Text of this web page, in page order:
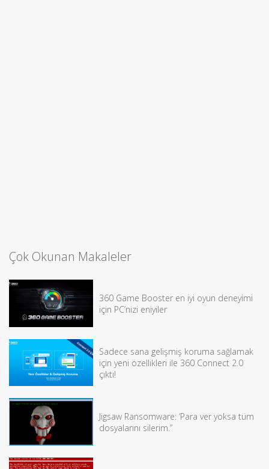
Çok Okunan Makaleler
360 Game Booster en iyi oyun deneyimi
için PC’nizi eniyiler
Sadece sana gelişmiş koruma sağlamak
için yeni özellikleri ile 360 Connect 2.0
çıktı!
Jigsaw Ransomware: ‘Para ver yoksa tüm
dosyalarını silerim.”